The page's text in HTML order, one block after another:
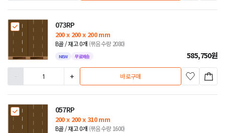
073RP
200 x 200 x 200 mm
B골 / 재고 0개 (묶음수량 2080)
NEW 무료배송 585,750원
-
+ 바로구매
057RP
200 x 200 x 310 mm
B골 / 재고 0개 (묶음수량 1600)